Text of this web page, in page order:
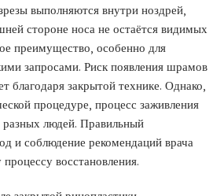
выполняются внутри ноздрей,
стороне носа не остаётся видимых
преимущество, особенно для
запросами. Риск появления шрамов
благодаря закрытой технике. Однако,
процедуре, процесс заживления
разных людей. Правильный
и соблюдение рекомендаций врача
восстановления.